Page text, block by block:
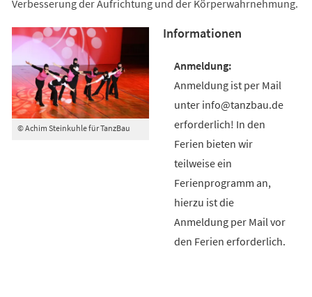
Verbesserung der Aufrichtung und der Körperwahrnehmung.
© Achim Steinkuhle für TanzBau
Informationen
Anmeldung ist per Mail
unter info@tanzbau.de
erforderlich! In den
Ferien bieten wir
teilweise ein
Ferienprogramm an,
hierzu ist die
Anmeldung per Mail vor
den Ferien erforderlich.